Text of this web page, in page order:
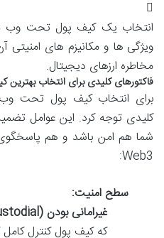
انتخاب یک کیف پول تحت وب
ویژگی ها و مکانیزم های
مخاطره ارزهای دیجیتال.
فاکتورهای کلیدی برای انتخاب
برای انتخاب کیف پول تحت
کلیدی توجه کرد. این عوامل
شما هم امن باشد و هم پاسخگوی
Web3:
سطح امنیت:
غیرامانی بودن (Non-Custodial):
که کیف پول کنترل